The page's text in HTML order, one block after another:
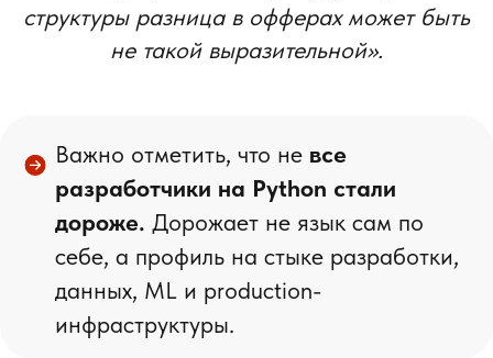
структуры разница в офферах может быть
не такой выразительной».
Важно отметить, что не все
разработчики на Python стали
дороже. Дорожает не язык сам по
себе, а профиль на стыке разработки,
данных, ML и production-
инфраструктуры.